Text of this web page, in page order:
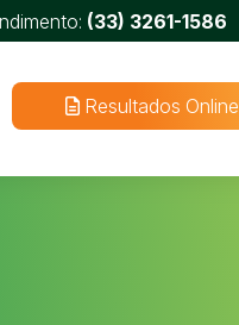
(33) 3261-1586
Resultados Online